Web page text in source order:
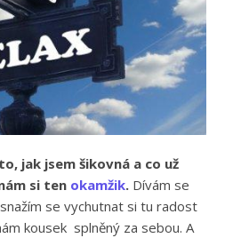
jak jsem šikovná a co už
si ten okamžik. Dívám se
se vychutnat si tu radost
kousek splněný za sebou. A